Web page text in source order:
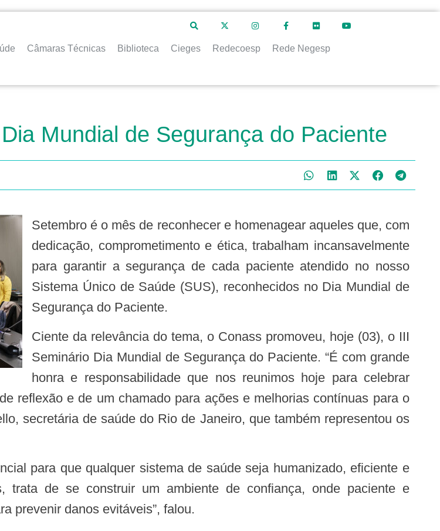
Câmaras Técnicas Biblioteca Cieges Redecoesp Rede Negesp
Mundial de Segurança do Paciente
Setembro é o mês de reconhecer e homenagear aqueles que, com
dedicação, comprometimento e ética, trabalham incansavelmente
para garantir a segurança de cada paciente atendido no nosso
Sistema Único de Saúde (SUS), reconhecidos no Dia Mundial de
Segurança do Paciente.
Ciente da relevância do tema, o Conass promoveu, hoje (03), o III
Seminário Dia Mundial de Segurança do Paciente. “É com grande
honra e responsabilidade que nos reunimos hoje para celebrar
reflexão e de um chamado para ações e melhorias contínuas para o
secretária de saúde do Rio de Janeiro, que também representou os
trata de se construir um ambiente de confiança, onde paciente e
prevenir danos evitáveis”, falou.